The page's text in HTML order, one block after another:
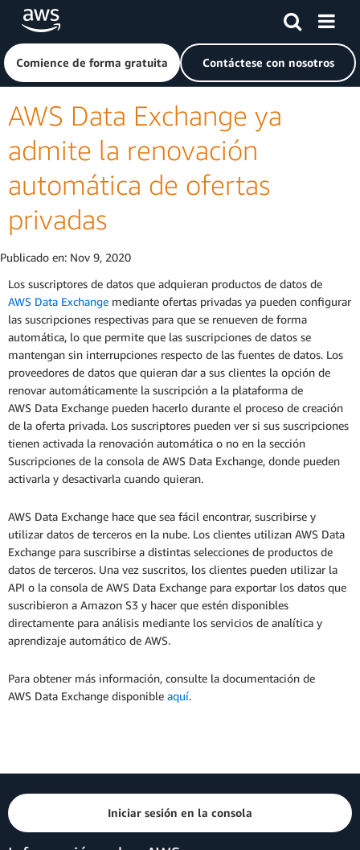
Saltar al contenido principal
Haga clic aquí para volver a la página de inicio de Amazon
Comience de forma gratuita Contáctese con nosotros
AWS Data Exchange ya
admite la renovación
automática de ofertas
privadas
Publicado en: Nov 9, 2020
Los suscriptores de datos que adquieran productos de datos de
AWS Data Exchange mediante ofertas privadas ya pueden configurar
las suscripciones respectivas para que se renueven de forma
automática, lo que permite que las suscripciones de datos se
mantengan sin interrupciones respecto de las fuentes de datos. Los
proveedores de datos que quieran dar a sus clientes la opción de
renovar automáticamente la suscripción a la plataforma de
AWS Data Exchange pueden hacerlo durante el proceso de creación
de la oferta privada. Los suscriptores pueden ver si sus suscripciones
tienen activada la renovación automática o no en la sección
Suscripciones de la consola de AWS Data Exchange, donde pueden
activarla y desactivarla cuando quieran.
AWS Data Exchange hace que sea fácil encontrar, suscribirse y
utilizar datos de terceros en la nube. Los clientes utilizan AWS Data
Exchange para suscribirse a distintas selecciones de productos de
datos de terceros. Una vez suscritos, los clientes pueden utilizar la
API o la consola de AWS Data Exchange para exportar los datos que
suscribieron a Amazon S3 y hacer que estén disponibles
directamente para análisis mediante los servicios de analítica y
aprendizaje automático de AWS.
Para obtener más información, consulte la documentación de
AWS Data Exchange disponible aquí.
Iniciar sesión en la consola